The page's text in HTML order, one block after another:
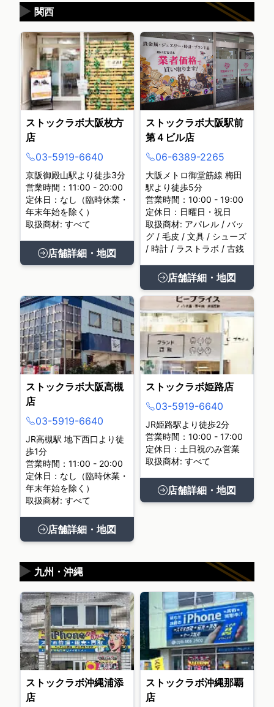
関西
▶
ストックラボ大阪枚方
店
03-5919-6640
京阪御殿山駅より徒歩3分
営業時間：11:00 - 20:00
定休日：なし（臨時休業・
年末年始を除く）
取扱商材: すべて
店舗詳細・地図
ストックラボ大阪駅前
第４ビル店
06-6389-2265
大阪メトロ御堂筋線 梅田
駅より徒歩5分
営業時間：10:00 - 19:00
定休日：日曜日・祝日
取扱商材: アパレル / バッ
グ / 毛皮 / 文具 / シューズ
/ 時計 / ラストラボ / 古銭
店舗詳細・地図
ストックラボ大阪高槻
店
03-5919-6640
JR高槻駅 地下西口より徒
歩1分
営業時間：11:00 - 20:00
定休日：なし（臨時休業・
年末年始を除く）
取扱商材: すべて
店舗詳細・地図
ストックラボ姫路店
03-5919-6640
JR姫路駅より徒歩2分
営業時間：10:00 - 17:00
定休日：土日祝のみ営業
取扱商材: すべて
店舗詳細・地図
九州・沖縄
▶
ストックラボ沖縄浦添
店
ストックラボ沖縄那覇
店